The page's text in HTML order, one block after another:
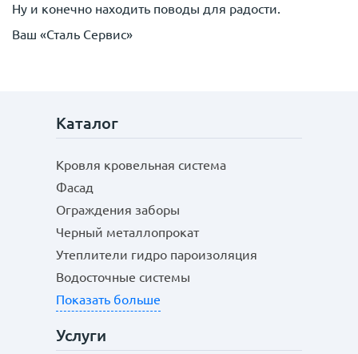
Ну и конечно находить поводы для радости.
Ваш «Сталь Сервис»
Каталог
Кровля кровельная система
Фасад
Ограждения заборы
Черный металлопрокат
Утеплители гидро пароизоляция
Водосточные системы
Показать больше
Услуги